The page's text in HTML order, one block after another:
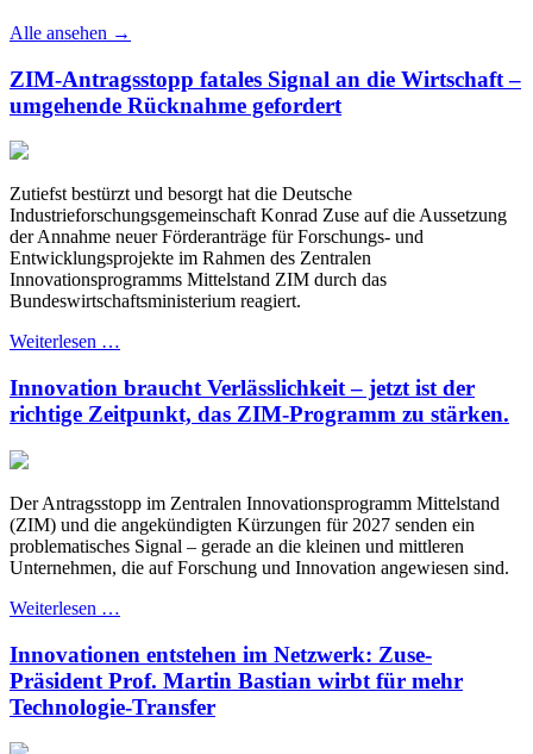
Alle ansehen →
ZIM-Antragsstopp fatales Signal an die Wirtschaft –
umgehende Rücknahme gefordert
Zutiefst bestürzt und besorgt hat die Deutsche
Industrieforschungsgemeinschaft Konrad Zuse auf die Aussetzung
der Annahme neuer Förderanträge für Forschungs- und
Entwicklungsprojekte im Rahmen des Zentralen
Innovationsprogramms Mittelstand ZIM durch das
Bundeswirtschaftsministerium reagiert.
Weiterlesen …
Innovation braucht Verlässlichkeit – jetzt ist der
richtige Zeitpunkt, das ZIM-Programm zu stärken.
Der Antragsstopp im Zentralen Innovationsprogramm Mittelstand
(ZIM) und die angekündigten Kürzungen für 2027 senden ein
problematisches Signal – gerade an die kleinen und mittleren
Unternehmen, die auf Forschung und Innovation angewiesen sind.
Weiterlesen …
Innovationen entstehen im Netzwerk: Zuse-
Präsident Prof. Martin Bastian wirbt für mehr
Technologie-Transfer